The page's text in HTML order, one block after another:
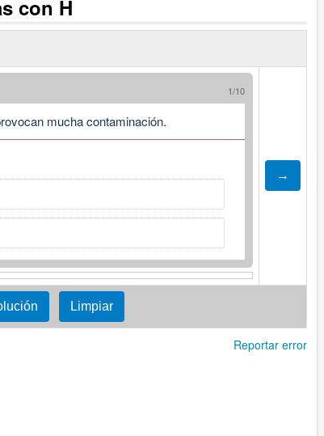
con H
1/10
mucha contaminación.
Reportar error